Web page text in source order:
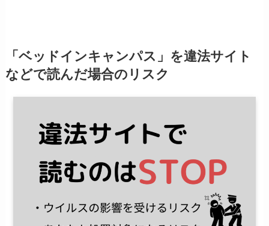
「ベッドインキャンパス」を違法サイト
などで読んだ場合のリスク